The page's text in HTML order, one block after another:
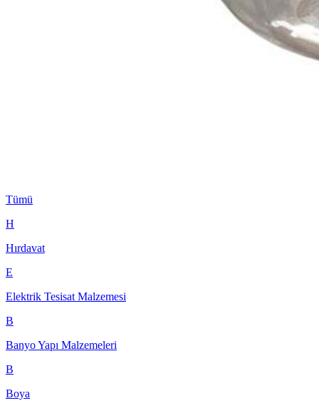
Tümü
H
Hırdavat
E
Elektrik Tesisat Malzemesi
B
Banyo Yapı Malzemeleri
B
Boya